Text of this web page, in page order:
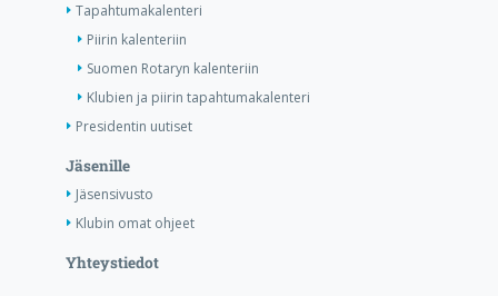
Tapahtumakalenteri
Piirin kalenteriin
Suomen Rotaryn kalenteriin
Klubien ja piirin tapahtumakalenteri
Presidentin uutiset
Jäsenille
Jäsensivusto
Klubin omat ohjeet
Yhteystiedot